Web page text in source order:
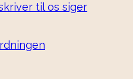
til os siger